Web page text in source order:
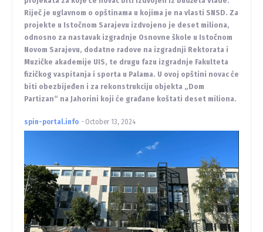
Riječ je uglavnom o opštinama u kojima je na vlasti SNSD. Za
projekte u Istočnom Sarajevu izdvojeno je deset miliona,
odnosno za nastavak izgradnje Osnovne škole u Istočnom
Novom Sarajevu, dodatne radove na izgradnji Rektorata i
Muzičke akademije UIS, te drugu fazu izgradnje Fakulteta
fizičkog vaspitanja i sporta u Palama. U ovoj opštini novac će
biti obezbijeđen i za rekonstrukciju objekta „Dom
Partizan“ na Jahorini koji će građane koštati deset miliona.
spin-portal.info - October 13, 2024